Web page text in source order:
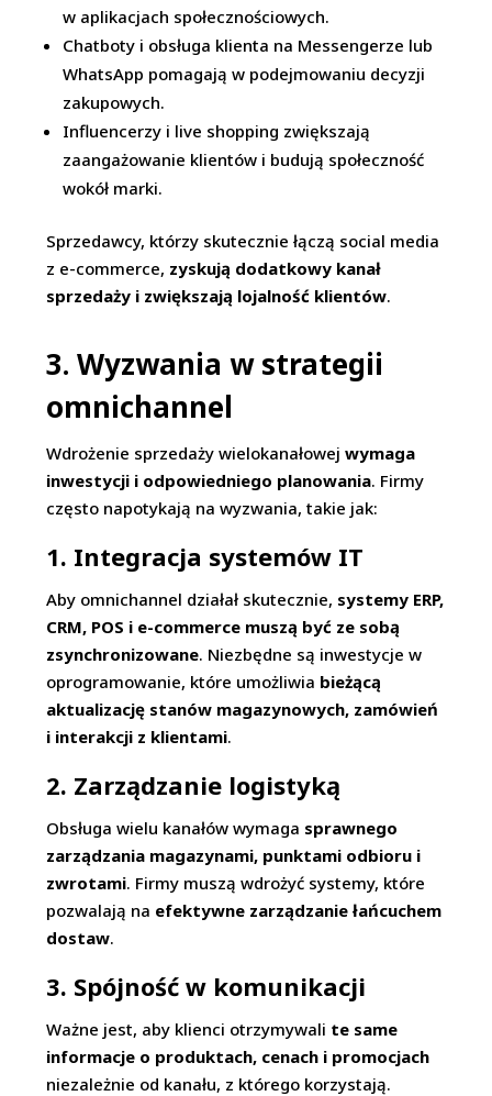
w aplikacjach społecznościowych.
Chatboty i obsługa klienta na Messengerze lub
WhatsApp pomagają w podejmowaniu decyzji
zakupowych.
Influencerzy i live shopping zwiększają
zaangażowanie klientów i budują społeczność
wokół marki.
Sprzedawcy, którzy skutecznie łączą social media
z e-commerce, zyskują dodatkowy kanał
sprzedaży i zwiększają lojalność klientów.
3. Wyzwania w strategii
omnichannel
Wdrożenie sprzedaży wielokanałowejwymaga
inwestycji i odpowiedniego planowania. Firmy
często napotykają na wyzwania, takie jak:
1. Integracja systemów IT
Aby omnichannel działał skutecznie, systemy ERP,
CRM, POS i e-commerce muszą być ze sobą
zsynchronizowane. Niezbędne są inwestycje w
oprogramowanie, które umożliwia bieżącą
aktualizację stanów magazynowych, zamówień
i interakcji z klientami.
2. Zarządzanie logistyką
Obsługa wielu kanałów wymaga sprawnego
zarządzania magazynami, punktami odbioru i
zwrotami. Firmy muszą wdrożyć systemy, które
pozwalają na efektywne zarządzanie łańcuchem
dostaw.
3. Spójność w komunikacji
Ważne jest, aby klienci otrzymywali te same
informacje o produktach, cenach i promocjach
niezależnie od kanału, z którego korzystają.